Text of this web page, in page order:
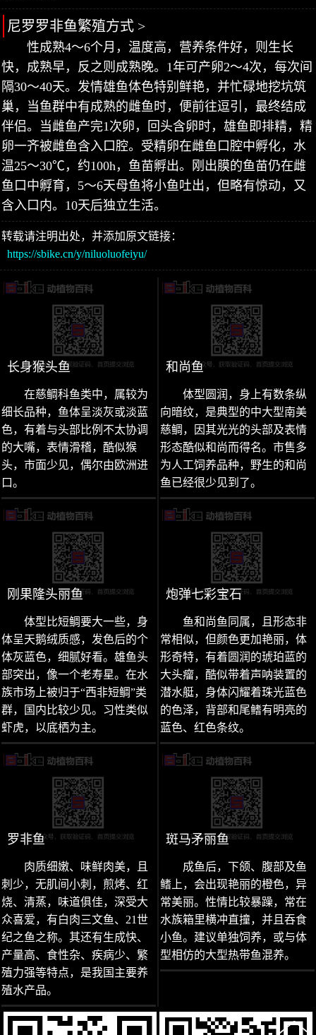
尼罗罗非鱼繁殖方式 >
性成熟4～6个月，温度高，营养条件好，则生长
快，成熟早，反之则成熟晚。1年可产卵2～4次，每次间
隔30～40天。发情雄鱼体色特别鲜艳，并忙碌地挖坑筑
巢，当鱼群中有成熟的雌鱼时，便前往逗引，最终结成
伴侣。当雌鱼产完1次卵，回头含卵时，雄鱼即排精，精
卵一齐被雌鱼含入口腔。受精卵在雌鱼口腔中孵化，水
温25～30℃，约100h，鱼苗孵出。刚出膜的鱼苗仍在雌
鱼口中孵育，5～6天母鱼将小鱼吐出，但略有惊动，又
含入口内。10天后独立生活。
转载请注明出处，并添加原文链接：
https://sbike.cn/y/niluoluofeiyu/
长身猴头鱼
在慈鲷科鱼类中，属较为
细长品种，鱼体呈淡灰或淡蓝
色，有着与头部比例不太协调
的大嘴，表情滑稽，酷似猴
头，市面少见，偶尔由欧洲进
口。
刚果隆头丽鱼
体型比短鲷要大一些，身
体呈天鹅绒质感，发色后的个
体灰蓝色，细腻好看。雄鱼头
部突出，像一个老寿星。在水
族市场上被归于“西非短鲷”类
群，国内比较少见。习性类似
虾虎，以底栖为主。
罗非鱼
肉质细嫩、味鲜肉美，且
刺少，无肌间小刺，煎烤、红
烧、清蒸，味道俱佳，深受大
众喜爱，有白肉三文鱼、21世
纪之鱼之称。其还有生成快、
产量高、食性杂、疾病少、繁
殖力强等特点，是我国主要养
殖水产品。
和尚鱼
体型圆润，身上有数条纵
向暗纹，是典型的中大型南美
慈鲷，因其光光的头部及表情
形态酷似和尚而得名。市售多
为人工饲养品种，野生的和尚
鱼已经很少见到了。
炮弹七彩宝石
鱼和尚鱼同属，且形态非
常相似，但颜色更加艳丽，体
形奇特，有着圆润的琥珀蓝的
大头瘤，酷似带着声呐装置的
潜水艇，身体闪耀着珠光蓝色
的色泽，背部和尾鳍有明亮的
蓝色、红色条纹。
斑马矛丽鱼
成鱼后，下颌、腹部及鱼
鳍上，会出现艳丽的橙色，异
常美丽。性情比较暴躁，常在
水族箱里横冲直撞，并且吞食
小鱼。建议单独饲养，或与体
型相仿的大型热带鱼混养。